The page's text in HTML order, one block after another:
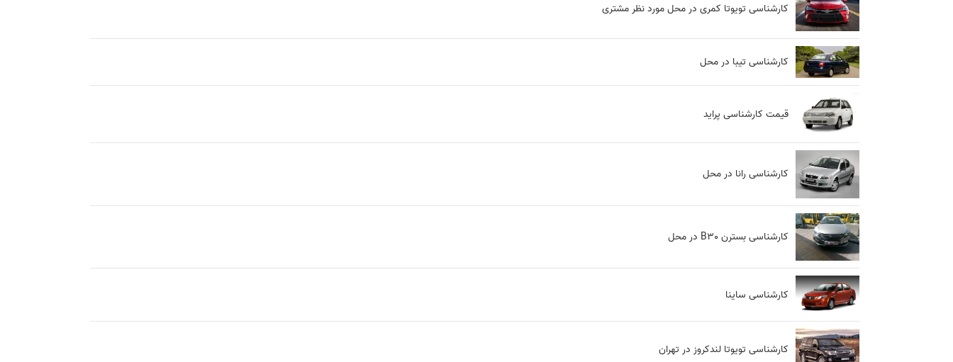
کارشناسی تویوتا کمری در محل مورد نظر مشتری
کارشناسی تیبا در محل
قیمت کارشناسی پراید
کارشناسی رانا در محل
کارشناسی بسترن B30 در محل
کارشناسی ساینا
کارشناسی تویوتا لندکروز در تهران